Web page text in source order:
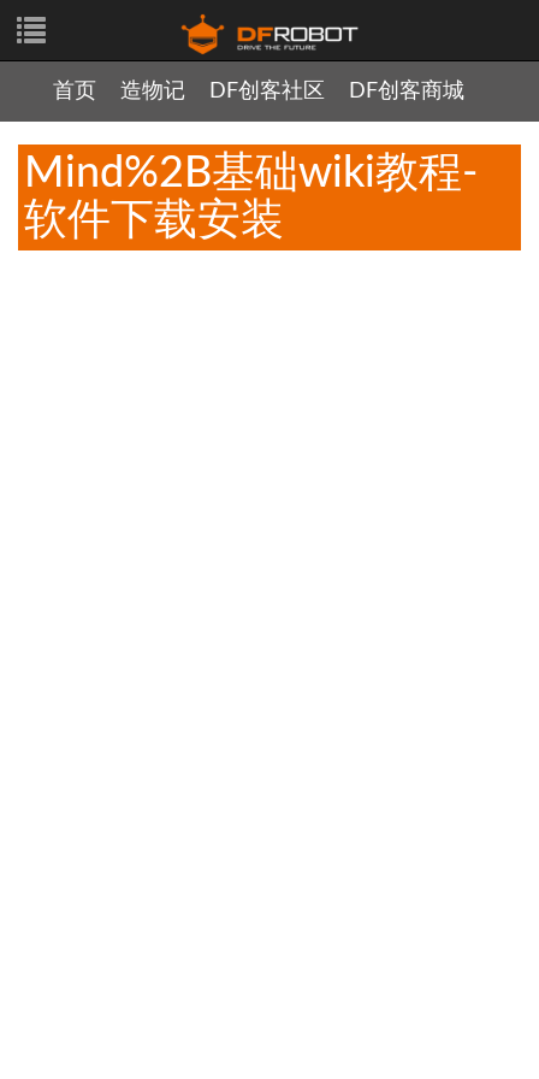
首页 造物记 DF创客社区 DF创客商城
Mind%2B基础wiki教程-
软件下载安装